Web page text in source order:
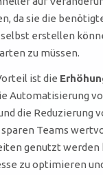
da sie die
erstellen
zu müssen.
ist die
Automatisierung
die Reduzierung
Teams
genutzt werden
zu optimieren